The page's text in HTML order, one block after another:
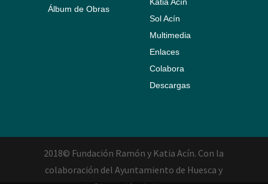
Álbum de Obras
Katia Acín
Sol Acín
Multimedia
Enlaces
Colabora
Descargas
2018© Fundación Ramón y Katia Acín. Con la
colaboración del Ayuntamiento de Huesca y